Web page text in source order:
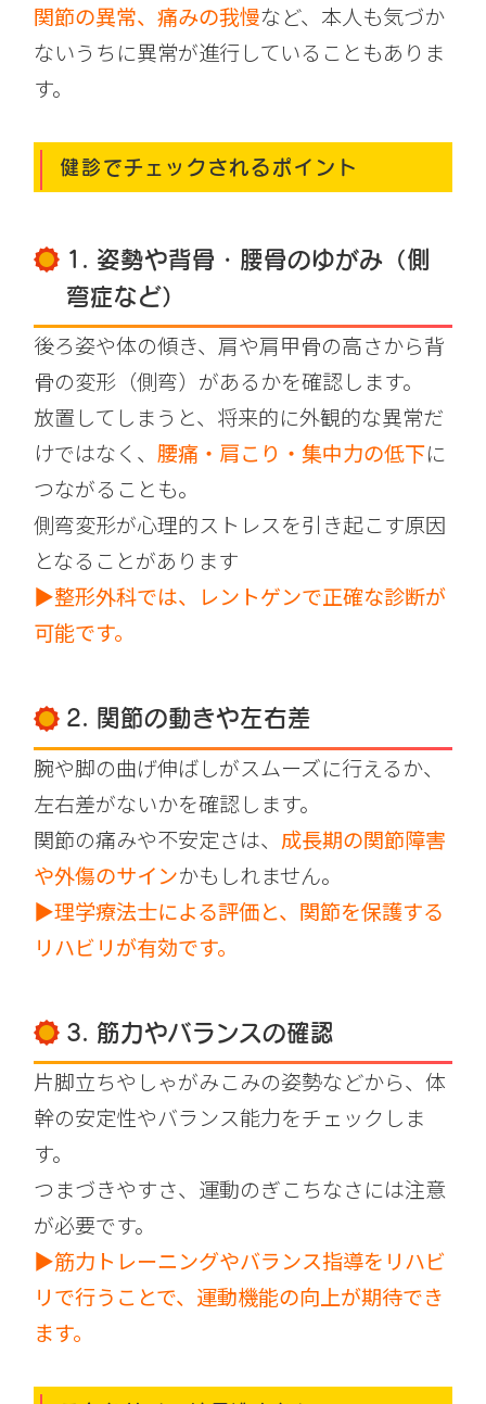
関節の異常、痛みの我慢など、本人も気づか
ないうちに異常が進行していることもありま
す。
健診でチェックされるポイント
1. 姿勢や背骨・腰骨のゆがみ（側
弯症など）
後ろ姿や体の傾き、肩や肩甲骨の高さから背
骨の変形（側弯）があるかを確認します。
放置してしまうと、将来的に外観的な異常だ
けではなく、腰痛・肩こり・集中力の低下に
つながることも。
側弯変形が心理的ストレスを引き起こす原因
となることがあります
▶整形外科では、レントゲンで正確な診断が
可能です。
2. 関節の動きや左右差
腕や脚の曲げ伸ばしがスムーズに行えるか、
左右差がないかを確認します。
関節の痛みや不安定さは、 成長期の関節障害
や外傷のサインかもしれません。
▶理学療法士による評価と、関節を保護する
リハビリが有効です。
3. 筋力やバランスの確認
片脚立ちやしゃがみこみの姿勢などから、体
幹の安定性やバランス能力をチェックしま
す。
つまづきやすさ、運動のぎこちなさには注意
が必要です。
▶筋力トレーニングやバランス指導をリハビ
リで行うことで、運動機能の向上が期待でき
ます。